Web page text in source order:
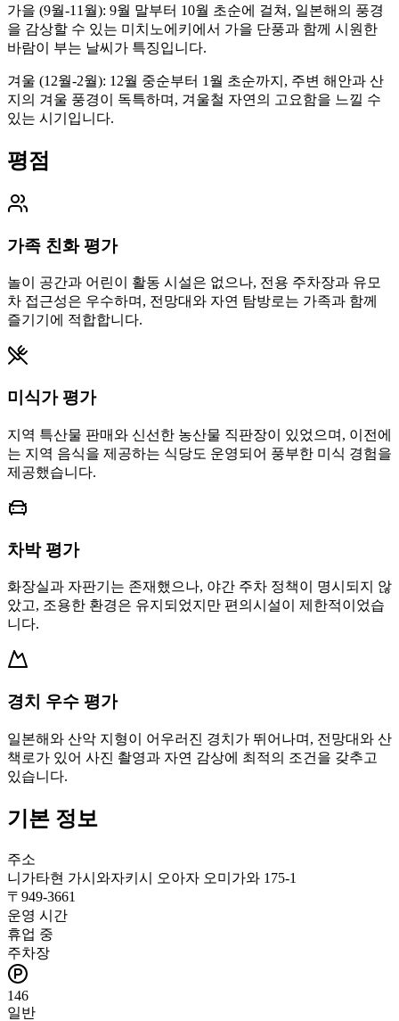
가을 (9월-11월): 9월 말부터 10월 초순에 걸쳐, 일본해의 풍경
을 감상할 수 있는 미치노에키에서 가을 단풍과 함께 시원한
바람이 부는 날씨가 특징입니다.
겨울 (12월-2월): 12월 중순부터 1월 초순까지, 주변 해안과 산
지의 겨울 풍경이 독특하며, 겨울철 자연의 고요함을 느낄 수
있는 시기입니다.
평점
가족 친화 평가
놀이 공간과 어린이 활동 시설은 없으나, 전용 주차장과 유모
차 접근성은 우수하며, 전망대와 자연 탐방로는 가족과 함께
즐기기에 적합합니다.
미식가 평가
지역 특산물 판매와 신선한 농산물 직판장이 있었으며, 이전에
는 지역 음식을 제공하는 식당도 운영되어 풍부한 미식 경험을
제공했습니다.
차박 평가
화장실과 자판기는 존재했으나, 야간 주차 정책이 명시되지 않
았고, 조용한 환경은 유지되었지만 편의시설이 제한적이었습
니다.
경치 우수 평가
일본해와 산악 지형이 어우러진 경치가 뛰어나며, 전망대와 산
책로가 있어 사진 촬영과 자연 감상에 최적의 조건을 갖추고
있습니다.
기본 정보
주소
니가타현 가시와자키시 오아자 오미가와 175-1
〒 949-3661
운영 시간
휴업 중
주차장
146
일반